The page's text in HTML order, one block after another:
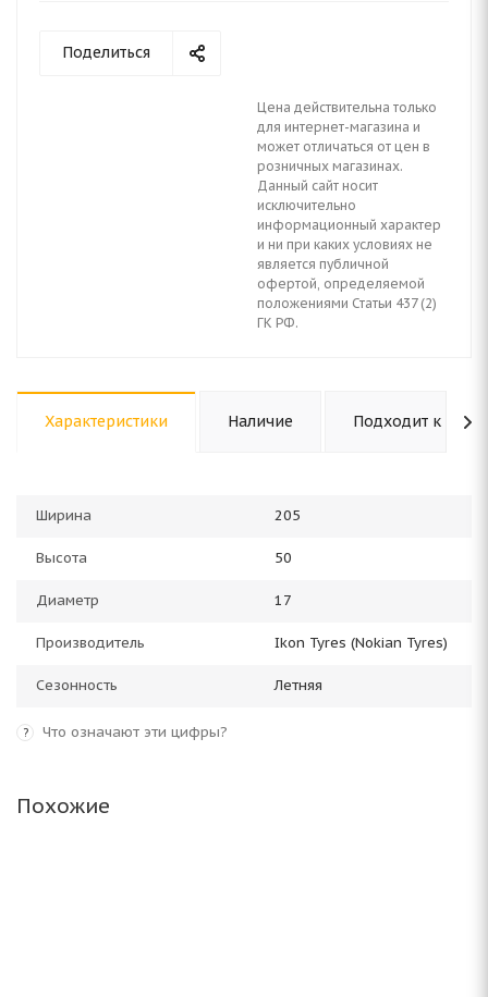
Поделиться
Цена действительна только
для интернет-магазина и
может отличаться от цен в
розничных магазинах.
Данный сайт носит
исключительно
информационный характер
и ни при каких условиях не
является публичной
офертой, определяемой
положениями Статьи 437 (2)
ГК РФ.
Характеристики Наличие Подходит к авто
Ширина 205
Высота 50
Диаметр 17
Производитель Ikon Tyres (Nokian Tyres)
Сезонность Летняя
? Что означают эти цифры?
Похожие